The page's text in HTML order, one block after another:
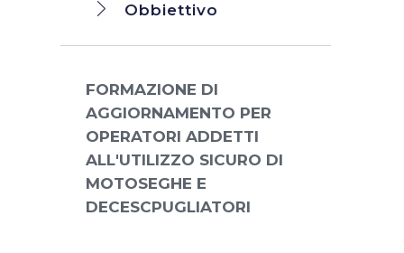
Obbiettivo
FORMAZIONE DI
AGGIORNAMENTO PER
OPERATORI ADDETTI
ALL'UTILIZZO SICURO DI
MOTOSEGHE E
DECESCPUGLIATORI